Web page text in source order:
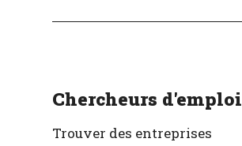
Chercheurs d'emploi
Trouver des entreprises